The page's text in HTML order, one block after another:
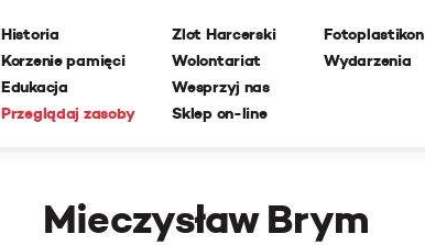
Historia
Korzenie pamięci
Edukacja
Przeglądaj zasoby
Zlot Harcerski
Wolontariat
Wesprzyj nas
Sklep on-line
Fotoplastikon
Wydarzenia
Mieczysław Brym